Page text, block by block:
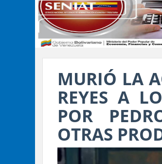
MURIÓ LA
REYES A
POR
OTRAS